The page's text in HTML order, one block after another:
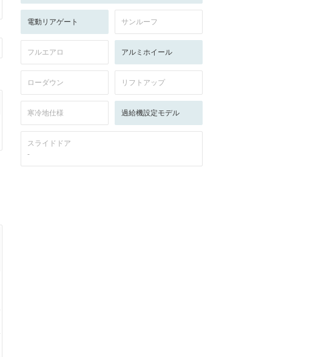
電動リアゲート サンルーフ
フルエアロ アルミホイール
ローダウン リフトアップ
寒冷地仕様 過給機設定モデル
スライドドア
-